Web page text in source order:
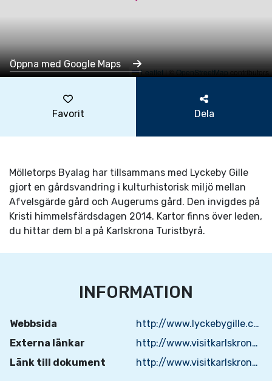
Leaflet|©OpenStreetMapcontributors
Öppna med Google Maps
Favorit Dela
Mölletorps Byalag har tillsammans med Lyckeby Gille
gjort en gårdsvandring i kulturhistorisk miljö mellan
Afvelsgärde gård och Augerums gård. Den invigdes på
Kristi himmelsfärdsdagen 2014. Kartor finns över leden,
du hittar dem bl a på Karlskrona Turistbyrå.
INFORMATION
Webbsida
http://www.lyckebygille.com/
Externa länkar
http://www.visitkarlskrona.se/sites/karlskrona/files/polish_brochure.pdf
Länk till dokument
http://www.visitkarlskrona.se/sites/karlskrona/files/spandelstorps_gard_folder.pdf